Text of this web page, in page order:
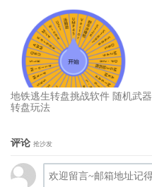
地铁逃生转盘挑战软件 随机武器
转盘玩法
评论 抢沙发